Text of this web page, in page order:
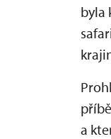
byla
a